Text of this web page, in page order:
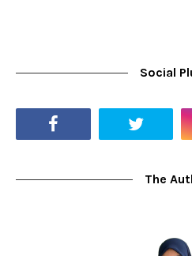
Social
The